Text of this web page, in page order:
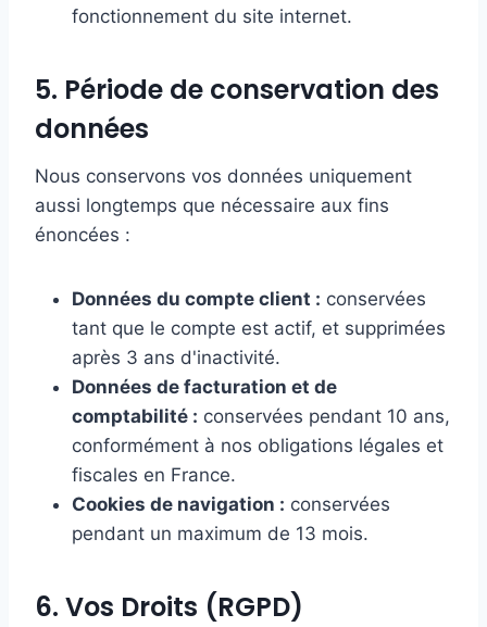
fonctionnement du site internet.
5. Période de conservation des
données
Nous conservons vos données uniquement
aussi longtemps que nécessaire aux fins
énoncées :
Données du compte client : conservées
tant que le compte est actif, et supprimées
après 3 ans d'inactivité.
Données de facturation et de
comptabilité : conservées pendant 10 ans,
conformément à nos obligations légales et
fiscales en France.
Cookies de navigation : conservées
pendant un maximum de 13 mois.
6. Vos Droits (RGPD)